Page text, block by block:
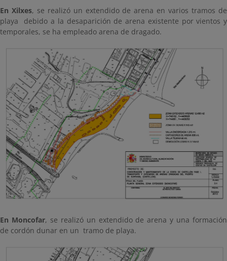
En Xilxes, se realizó un extendido de arena en varios tramos de
playa debido a la desaparición de arena existente por vientos y
temporales, se ha empleado arena de dragado.
En Moncofar, se realizó un extendido de arena y una formación
de cordón dunar en un tramo de playa.